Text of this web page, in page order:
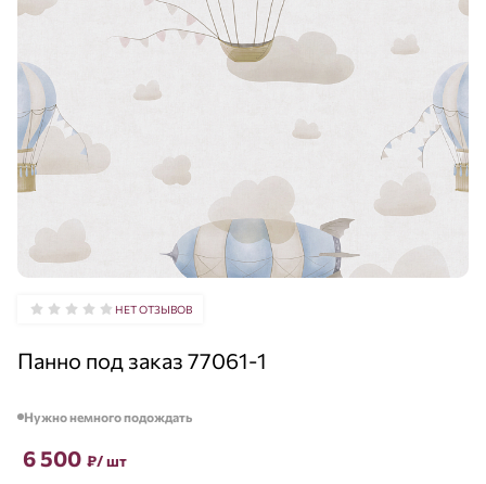
НЕТ ОТЗЫВОВ
Панно под заказ 77061-1
Нужно немного подождать
6 500 ₽/ шт